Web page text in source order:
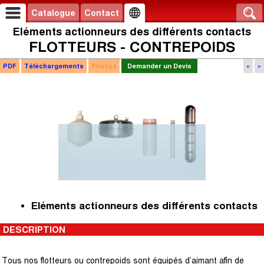
Catalogue Contact
Eléments actionneurs des différents contacts
FLOTTEURS - CONTREPOIDS
« »
PDF Téléchargements Photos Demander un Devis
Eléments actionneurs des différents contacts
DESCRIPTION
Tous nos flotteurs ou contrepoids sont équipés d’aimant afin de